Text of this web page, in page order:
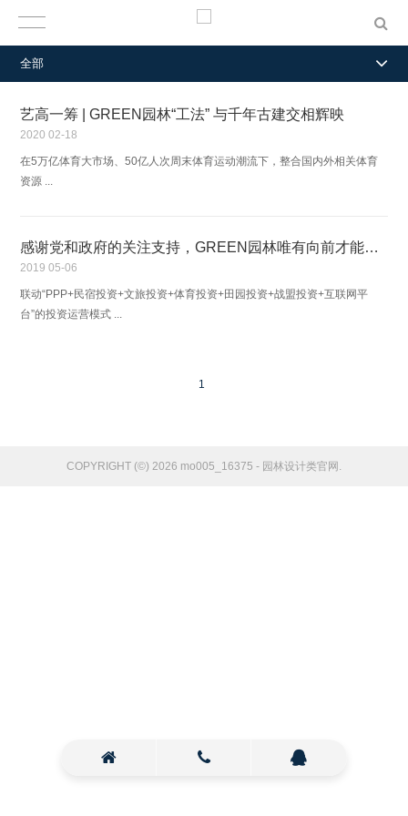
艺高一筹 | GREEN园林“工法” 与千年古建交相辉映
2020 02-18
在5万亿体育大市场、50亿人次周末体育运动潮流下，整合国内外相关体育
资源 ...
感谢党和政府的关注支持，GREEN园林唯有向前才能不负众望
2019 05-06
联动“PPP+民宿投资+文旅投资+体育投资+田园投资+战盟投资+互联网平
台”的投资运营模式 ...
1
COPYRIGHT (©) 2026 mo005_16375 - 园林设计类官网.
全部